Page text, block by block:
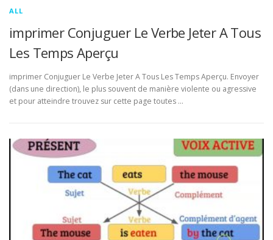
ALL
imprimer Conjuguer Le Verbe Jeter A Tous
Les Temps Aperçu
imprimer Conjuguer Le Verbe Jeter A Tous Les Temps Aperçu. Envoyer
(dans une direction), le plus souvent de manière violente ou agressive
et pour atteindre trouvez sur cette page toutes …